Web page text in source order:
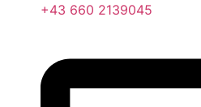
+43 660 2139045